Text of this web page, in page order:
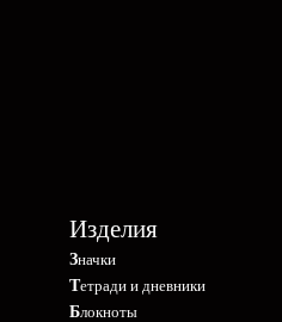
Изделия
Значки
Тетради и дневники
Блокноты